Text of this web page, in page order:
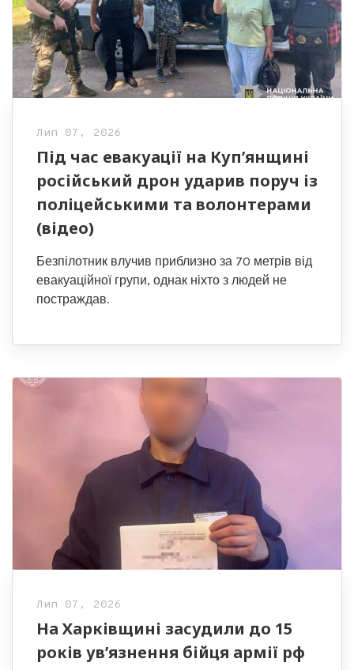
Лип 07, 2026
Під час евакуації на Куп’янщині
російський дрон ударив поруч із
поліцейськими та волонтерами
(відео)
Безпілотник влучив приблизно за 70 метрів від
евакуаційної групи, однак ніхто з людей не
постраждав.
Лип 07, 2026
На Харківщині засудили до 15
років ув’язнення бійця армії рф